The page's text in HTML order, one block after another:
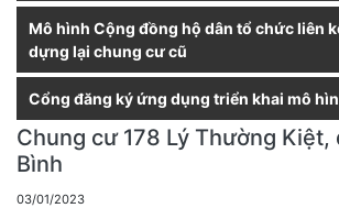
Mô hình Cộng đồng hộ dân tổ chức liên
dựng lại chung cư cũ
Cổng đăng ký ứng dụng triển khai mô
Chung cư 178 Lý Thường Kiệt,
Bình
03/01/2023